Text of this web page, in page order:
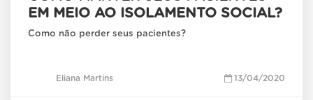
EM MEIO AO ISOLAMENTO SOCIAL?
Como não perder seus pacientes?
Eliana Martins 13/04/2020